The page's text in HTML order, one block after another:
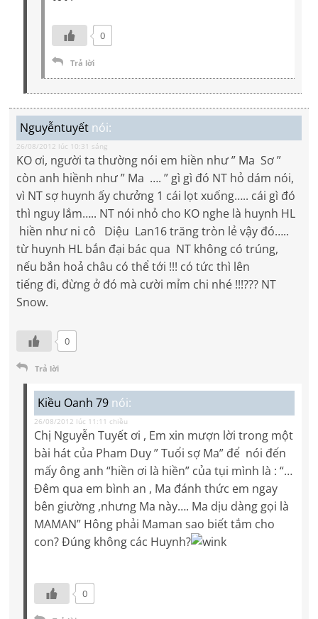
0
Trả lời
Nguyễntuyết nói:
26/08/2012 lúc 10:31 sáng
KO ơi, người ta thường nói em hiền như ” Ma Sơ ”
còn anh hiềnh như ” Ma …. ” gì gì đó NT hỏ dám nói,
vì NT sợ huynh ấy chưởng 1 cái lọt xuống….. cái gì đó
thì nguy lắm….. NT nói nhỏ cho KO nghe là huynh HL
hiền như ni cô Diệu Lan16 trăng tròn lẻ vậy đó…..
từ huynh HL bắn đại bác qua NT không có trúng,
nếu bắn hoả châu có thể tới !!! có tức thì lên
tiếng đi, đừng ở đó mà cười mỉm chi nhé !!!??? NT
Snow.
0
Trả lời
Kiều Oanh 79 nói:
26/08/2012 lúc 11:11 chiều
Chị Nguyễn Tuyết ơi , Em xin mượn lời trong một
bài hát của Pham Duy ” Tuổi sợ Ma” để nói đến
mấy ông anh “hiền ơi là hiền” của tụi mình là : “…
Đêm qua em bình an , Ma đánh thức em ngay
bên giường ,nhưng Ma này…. Ma dịu dàng gọi là
MAMAN” Hông phải Maman sao biết tắm cho
con? Đúng không các Huynh?
0